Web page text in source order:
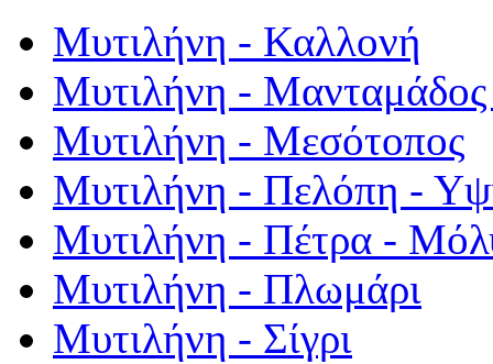
Μυτιλήνη - Καλλονή
Μυτιλήνη - Μανταμάδος
Μυτιλήνη - Μεσότοπος
Μυτιλήνη - Πελόπη -
Μυτιλήνη - Πέτρα -
Μυτιλήνη - Πλωμάρι
Μυτιλήνη - Σίγρι